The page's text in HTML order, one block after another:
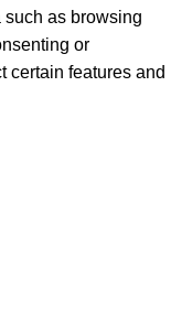
as browsing
or
certain features and